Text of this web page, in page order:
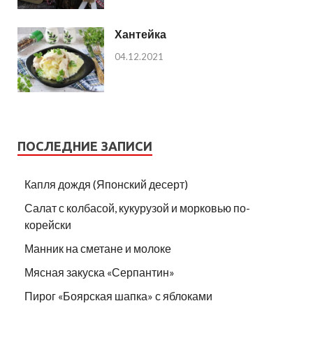
Хантейка
04.12.2021
ПОСЛЕДНИЕ ЗАПИСИ
Капля дождя (Японский десерт)
Салат с колбасой, кукурузой и морковью по-
корейски
Манник на сметане и молоке
Мясная закуска «Серпантин»
Пирог «Боярская шапка» с яблоками